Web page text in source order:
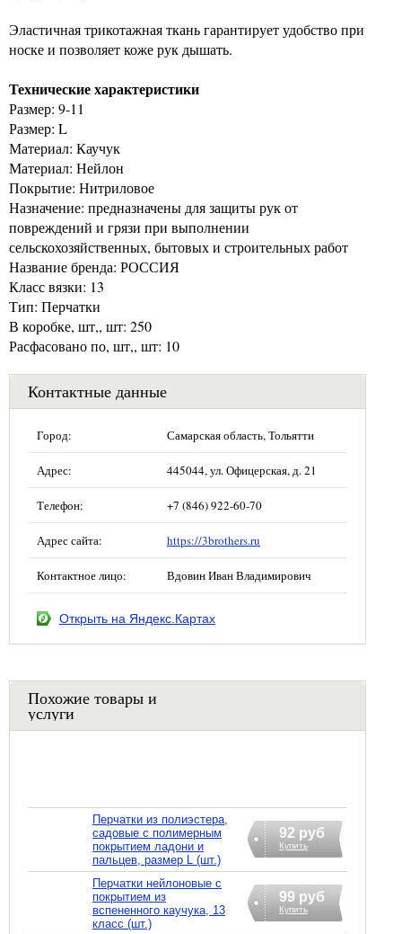
Эластичная трикотажная ткань гарантирует удобство при
носке и позволяет коже рук дышать.
Технические характеристики
Размер: 9-11
Размер: L
Материал: Каучук
Материал: Нейлон
Покрытие: Нитриловое
Назначение: предназначены для защиты рук от
повреждений и грязи при выполнении
сельскохозяйственных, бытовых и строительных работ
Название бренда: РОССИЯ
Класс вязки: 13
Тип: Перчатки
В коробке, шт,, шт: 250
Расфасовано по, шт,, шт: 10
Контактные данные
Город: Самарская область, Тольятти
Адрес: 445044, ул. Офицерская, д. 21
Телефон: +7 (846) 922-60-70
Адрес сайта: https://3brothers.ru
Контактное лицо: Вдовин Иван Владимирович
Открыть на Яндекс.Картах
Похожие товары и
услуги
Перчатки из полиэстера,
садовые с полимерным
покрытием ладони и
пальцев, размер L (шт.)
92 руб
Купить
Перчатки нейлоновые с
покрытием из
вспененного каучука, 13
класс (шт.)
99 руб
Купить